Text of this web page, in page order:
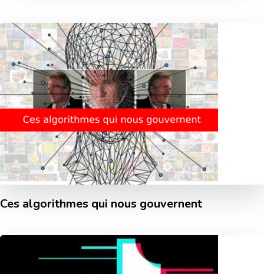
Ces algorithmes qui nous gouvernent